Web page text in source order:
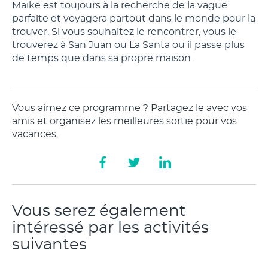
Maike est toujours à la recherche de la vague
parfaite et voyagera partout dans le monde pour la
trouver. Si vous souhaitez le rencontrer, vous le
trouverez à San Juan ou La Santa ou il passe plus
de temps que dans sa propre maison.
Vous aimez ce programme ? Partagez le avec vos
amis et organisez les meilleures sortie pour vos
vacances.
Vous serez également
intéressé par les activités
suivantes